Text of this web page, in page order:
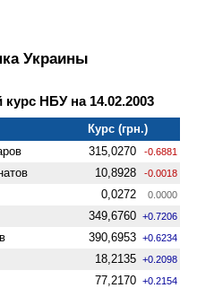
Украины
НБУ на 14.02.2003
Курс (грн.)
315,0270 -0.6881
10,8928 -0.0018
0,0272 0.0000
349,6760 +0.7206
390,6953 +0.6234
18,2135 +0.2098
77,2170 +0.2154